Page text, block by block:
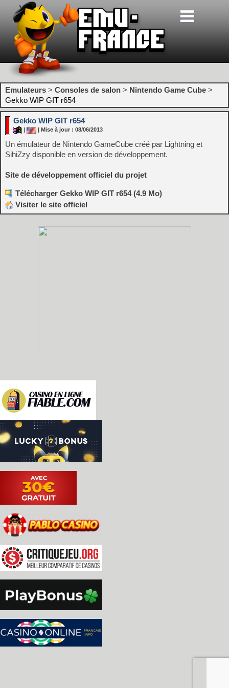
Emulateurs > Consoles de salon > Nintendo Game Cube >
Gekko WIP GIT r654
Gekko WIP GIT r654
| Mise à jour : 08/06/2013
Un émulateur de Nintendo GameCube créé par Lightning et
SihiZzy disponible en version de développement.
Site de développement officiel du projet
Télécharger Gekko WIP GIT r654 (4.9 Mo)
Visiter le site officiel